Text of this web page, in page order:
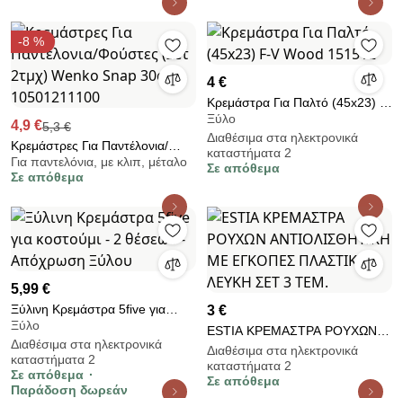
-8 %
4,9 €5,3 €
Κρεμάστρες Για Παντέλονια/
Φούστες (Σετ 2τμχ) Wenko
Snap 30cm 10501211100
Για παντελόνια, με κλιπ, μέταλο
Σε απόθεμα
4 €
Κρεμάστρα Για Παλτό (45x23) F-
V Wood 151512
Ξύλο
Διαθέσιμα στα ηλεκτρονικά
καταστήματα 2
Σε απόθεμα
5,99 €
Ξύλινη Κρεμάστρα 5five για
κοστούμι - 2 θέσεων -
Απόχρωση Ξύλου
Ξύλο
Διαθέσιμα στα ηλεκτρονικά
καταστήματα 2
Σε απόθεμα
Παράδοση δωρεάν
3 €
ESTIA ΚΡΕΜΑΣΤΡΑ ΡΟΥΧΩΝ
ΑΝΤΙΟΛΙΣΘΗΤΙΚH ΜΕ
ΕΓΚΟΠΕΣ ΠΛΑΣΤΙΚΗ ΛΕΥΚΗ
ΣΕΤ 3 ΤEM.
Διαθέσιμα στα ηλεκτρονικά
καταστήματα 2
Σε απόθεμα